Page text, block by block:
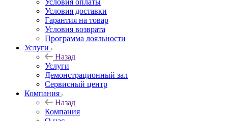
Условия оплаты
Условия доставки
Гарантия на товар
Условия возврата
Программа лояльности
Услуги
Назад
Услуги
Демонстрационный зал
Сервисный центр
Компания
Назад
Компания